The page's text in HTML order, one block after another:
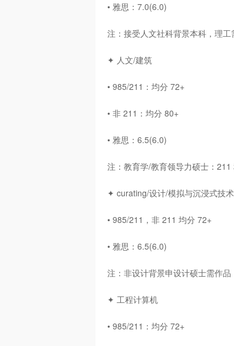
• 雅思：7.0(6.0)
注：接受人文社科背景本科，理
✦ 人文/建筑
• 985/211：均分 72+
• 非 211：均分 80+
• 雅思：6.5(6.0)
注：教育学/教育领导力硕士：
✦ curating/设计/模拟与沉浸式技
• 985/211，非 211 均分 72+
• 雅思：6.5(6.0)
注：非设计背景申设计硕士需作品
✦ 工程计算机
• 985/211：均分 72+